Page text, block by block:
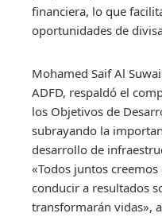
financiera, lo que
oportunidades de
Mohamed Saif Al
ADFD, respaldó el
los Objetivos de
subrayando la
desarrollo de
«Todos juntos
conducir a resultados
transformarán vidas»,